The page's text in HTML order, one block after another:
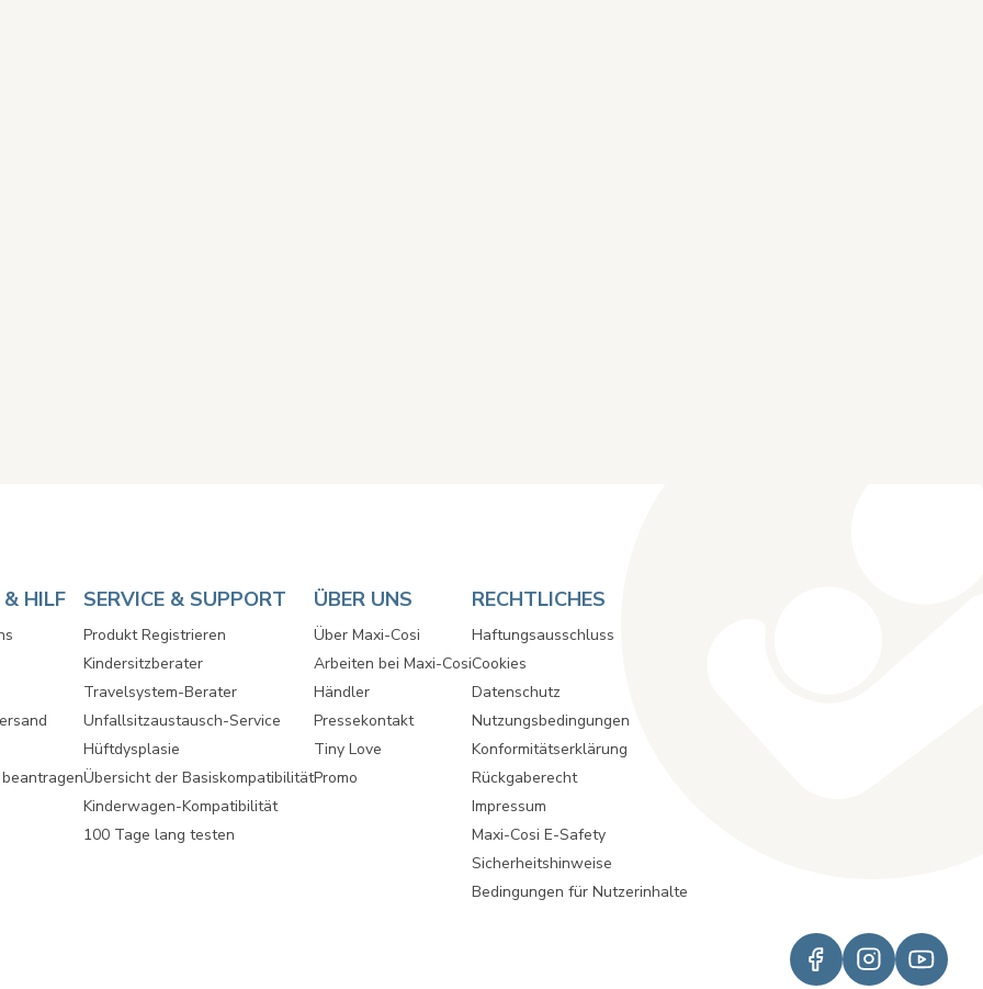
HILF SERVICE & SUPPORT
Produkt Registrieren
Kindersitzberater
Travelsystem-Berater
Unfallsitzaustausch-Service
Hüftdysplasie
Übersicht der Basiskompatibilität
Kinderwagen-Kompatibilität
100 Tage lang testen
ÜBER UNS
Über Maxi-Cosi
Arbeiten bei Maxi-Cosi
Händler
Pressekontakt
Tiny Love
Promo
RECHTLICHES
Haftungsausschluss
Cookies
Datenschutz
Nutzungsbedingungen
Konformitätserklärung
Rückgaberecht
Impressum
Maxi-Cosi E-Safety
Sicherheitshinweise
Bedingungen für Nutzerinhalte